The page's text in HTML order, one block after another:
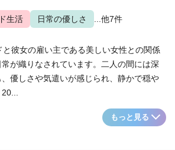
生活 日常の優しさ ...他7件
彼女の雇い主である美しい女性との関係
が織りなされています。二人の間には深
優しさや気遣いが感じられ、静かで穏や
もっと見る